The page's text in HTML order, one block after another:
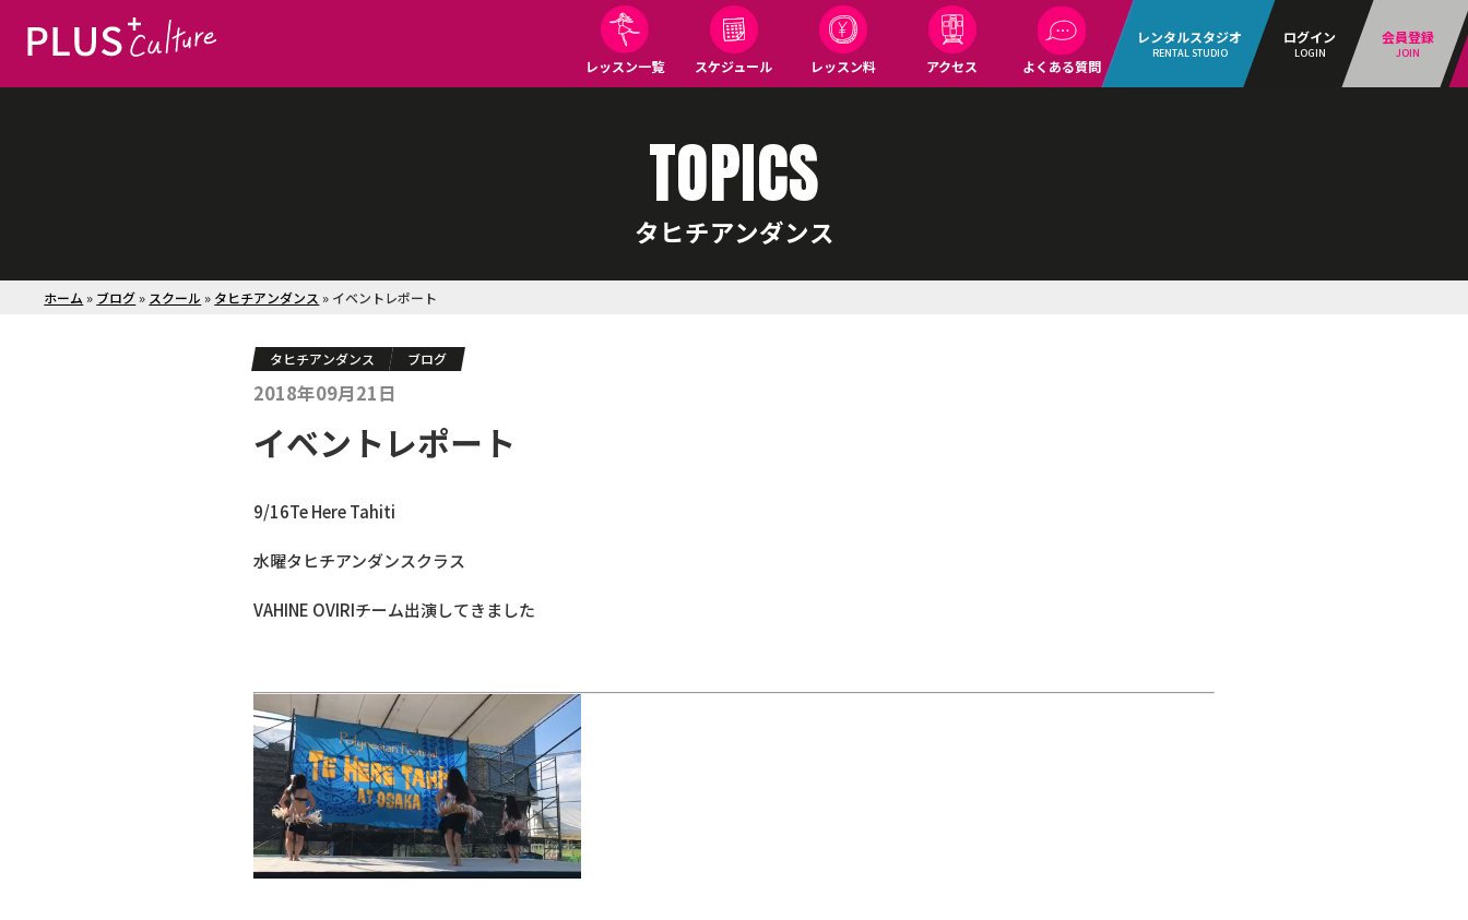
レッスン一覧 スケジュール レッスン料 アクセス よくある質問
レンタルスタジオ
RENTAL STUDIO
ログイン
LOGIN
会員登録
JOIN
TOPICS
タヒチアンダンス
ホーム » ブログ» スクール » タヒチアンダンス » イベントレポート
タヒチアンダンス ブログ
2018年09月21日
イベントレポート
9/16Te Here Tahiti
水曜タヒチアンダンスクラス
VAHINE OVIRIチーム出演してきました